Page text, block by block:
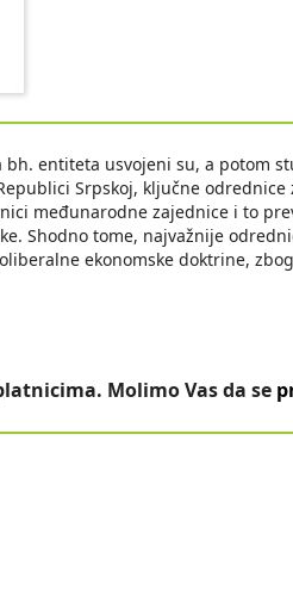
bh. entiteta usvojeni su, a potom
Srpskoj, ključne
međunarodne zajednice i to
Shodno tome, najvažnije
ekonomske doktrine,
Molimo Vas da se